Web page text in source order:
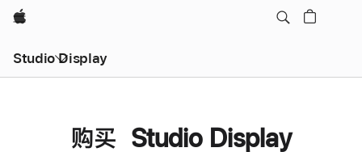
Apple
Studio Display
购买 Studio Display